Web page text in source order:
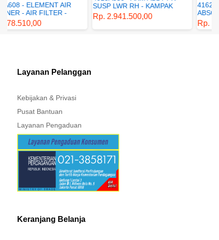
SUSP LWR RH - KAMPAK
DEPAN BAWAH KANAN -
GENUINE SPAREPART -
MITSUBISHI - XPANDER
Rp. 2.941.500,00
4162A413 - SHOCK
ABSORBER RR SUSP -
SUSPENSI BELAKANG -
SHOCKBREAKER BELAKANG
Layanan Pelanggan
Kebijakan & Privasi
Pusat Bantuan
Layanan Pengaduan
Keranjang Belanja